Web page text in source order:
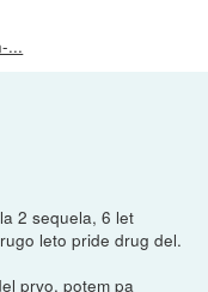
...
2 sequela, 6 let
leto pride drug del.
prvo, potem pa